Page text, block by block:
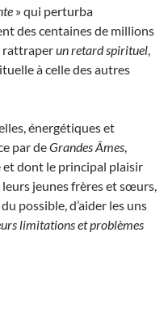
» qui perturba
des centaines de millions
rattraperun retard spirituel
à celle des autres
énergétiques et
par deGrandes Âmes
et dont le principal plaisir
jeunes frères et sœurs,
possible, d’aider les uns
limitations et problèmes